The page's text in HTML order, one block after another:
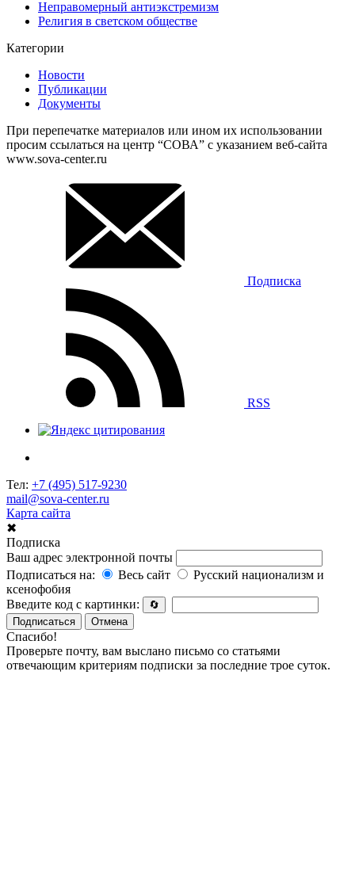
Неправомерный антиэкстремизм
Религия в светском обществе
Категории
Новости
Публикации
Документы
При перепечатке материалов или ином их использовании
просим ссылаться на центр “СОВА” с указанием веб-сайта
www.sova-center.ru
Подписка
RSS
Тел: +7 (495) 517-9230
mail@sova-center.ru
Карта сайта
✖
Подписка
Ваш адрес электронной почты
Подписаться на:
Весь сайт
Русский национализм и
ксенофобия
Введите код с картинки:
🔄
Подписаться
Отмена
Спасибо!
Проверьте почту, вам выслано письмо со статьями
отвечающим критериям подписки за последние трое суток.